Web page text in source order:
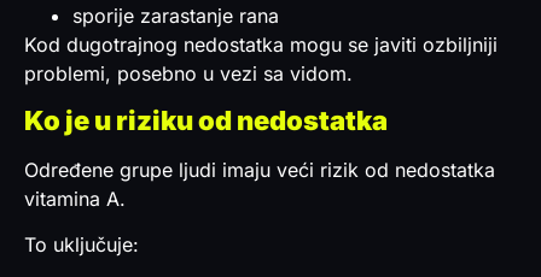
sporije zarastanje rana
Kod dugotrajnog nedostatka mogu se javiti ozbiljniji
problemi, posebno u vezi sa vidom.
Ko je u riziku od nedostatka
Određene grupe ljudi imaju veći rizik od nedostatka
vitamina A.
To uključuje: